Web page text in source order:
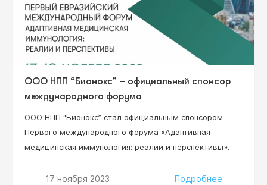
ООО НПП “Бионокс” – официальный спонсор
международного форума
ООО НПП “Бионокс” стал официальным спонсором
Первого международного форума «Адаптивная
медицинская иммунология: реалии и перспективы».
17 ноября 2023 Подробнее